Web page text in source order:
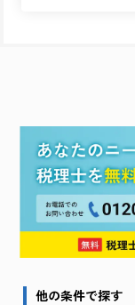
他の条件で探す